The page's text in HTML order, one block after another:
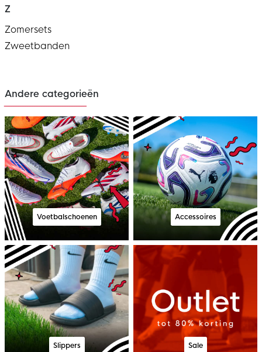
Z
Zomersets
Zweetbanden
Andere categorieën
Voetbalschoenen Accessoires
Slippers Sale